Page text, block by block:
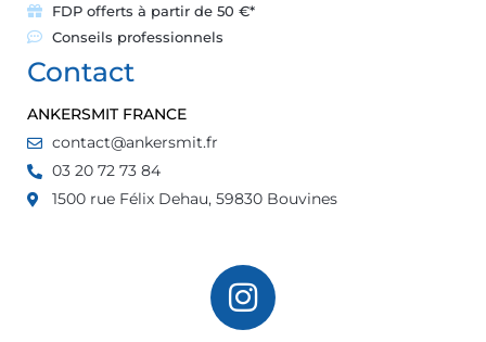
FDP offerts à partir de 50 €*
Conseils professionnels
Contact
ANKERSMIT FRANCE
contact@ankersmit.fr
03 20 72 73 84
1500 rue Félix Dehau, 59830 Bouvines